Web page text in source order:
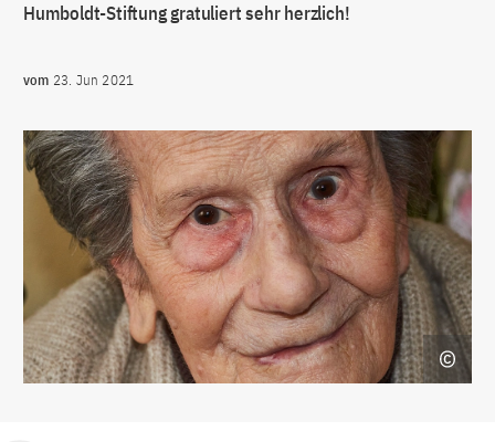
Humboldt-Stiftung gratuliert sehr herzlich!
vom 23. Jun 2021